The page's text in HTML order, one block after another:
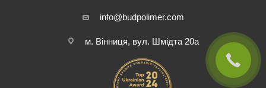
info@budpolimer.com
м. Вінниця, вул. Шмідта 20а